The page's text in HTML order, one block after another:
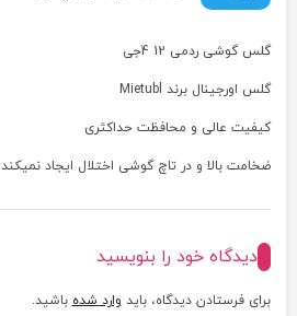
گلس گوشی ردمی 12 4جی
گلس اورجینال برند Mietubl
کیفیت عالی و محافظت حداکثری
ضخامت بالا و در تاچ گوشی اختلال ایجاد نمیکند
دیدگاه خود را بنویسید
برای فرستادن دیدگاه، باید وارد شده باشید.